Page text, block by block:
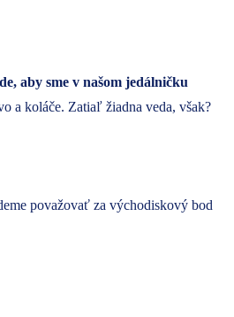
aby sme v našom jedálničku
a koláče. Zatiaľ žiadna veda, však?
považovať za východiskový bod